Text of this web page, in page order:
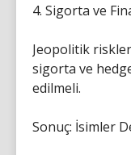
4. Sigorta ve
Jeopolitik
sigorta ve
edilmeli.
Sonuç: İsimler